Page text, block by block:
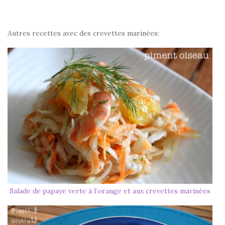
Autres recettes avec des crevettes marinées:
Salade de papaye verte à l’orange et aux crevettes marinées